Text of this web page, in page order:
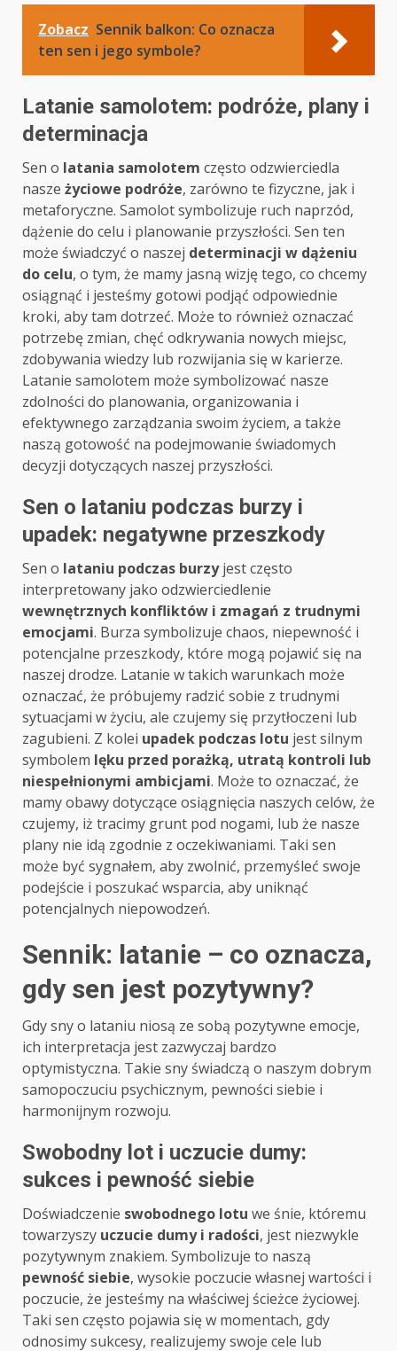
Zobacz Sennik balkon: Co oznacza
ten sen i jego symbole?
Latanie samolotem: podróże, plany i
determinacja
Sen o latania samolotem często odzwierciedla
nasze życiowe podróże, zarówno te fizyczne, jak i
metaforyczne. Samolot symbolizuje ruch naprzód,
dążenie do celu i planowanie przyszłości. Sen ten
może świadczyć o naszej determinacji w dążeniu
do celu, o tym, że mamy jasną wizję tego, co chcemy
osiągnąć i jesteśmy gotowi podjąć odpowiednie
kroki, aby tam dotrzeć. Może to również oznaczać
potrzebę zmian, chęć odkrywania nowych miejsc,
zdobywania wiedzy lub rozwijania się w karierze.
Latanie samolotem może symbolizować nasze
zdolności do planowania, organizowania i
efektywnego zarządzania swoim życiem, a także
naszą gotowość na podejmowanie świadomych
decyzji dotyczących naszej przyszłości.
Sen o lataniu podczas burzy i
upadek: negatywne przeszkody
Sen o lataniu podczas burzyjest często
interpretowany jako odzwierciedlenie
wewnętrznych konfliktów i zmagań z trudnymi
emocjami. Burza symbolizuje chaos, niepewność i
potencjalne przeszkody, które mogą pojawić się na
naszej drodze. Latanie w takich warunkach może
oznaczać, że próbujemy radzić sobie z trudnymi
sytuacjami w życiu, ale czujemy się przytłoczeni lub
zagubieni. Z kolei upadek podczas lotu jest silnym
symbolem lęku przed porażką, utratą kontroli lub
niespełnionymi ambicjami. Może to oznaczać, że
mamy obawy dotyczące osiągnięcia naszych celów, że
czujemy, iż tracimy grunt pod nogami, lub że nasze
plany nie idą zgodnie z oczekiwaniami. Taki sen
może być sygnałem, aby zwolnić, przemyśleć swoje
podejście i poszukać wsparcia, aby uniknąć
potencjalnych niepowodzeń.
Sennik: latanie – co oznacza,
gdy sen jest pozytywny?
Gdy sny o lataniu niosą ze sobą pozytywne emocje,
ich interpretacja jest zazwyczaj bardzo
optymistyczna. Takie sny świadczą o naszym dobrym
samopoczuciu psychicznym, pewności siebie i
harmonijnym rozwoju.
Swobodny lot i uczucie dumy:
sukces i pewność siebie
Doświadczenie swobodnego lotu we śnie, któremu
towarzyszy uczucie dumy i radości, jest niezwykle
pozytywnym znakiem. Symbolizuje to naszą
pewność siebie, wysokie poczucie własnej wartości i
poczucie, że jesteśmy na właściwej ścieżce życiowej.
Taki sen często pojawia się w momentach, gdy
odnosimy sukcesy, realizujemy swoje cele lub